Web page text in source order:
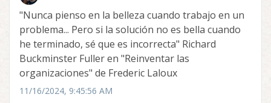
"Nunca pienso en la belleza cuando trabajo en un
problema... Pero si la solución no es bella cuando
he terminado, sé que es incorrecta" Richard
Buckminster Fuller en "Reinventar las
organizaciones" de Frederic Laloux
11/16/2024, 9:45:56 AM